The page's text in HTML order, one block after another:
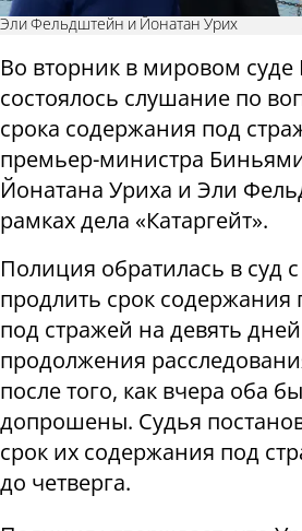
Эли Фельдштейн и Йонатан Урих
Во вторник в мировом
состоялось слушание по
срока содержания под
премьер-министра
Йонатана Уриха и Эли
рамках дела «Катаргейт».
Полиция обратилась в суд
продлить срок
под стражей на девять
продолжения
после того, как вчера оба
допрошены. Судья
срок их содержания под
до четверга.